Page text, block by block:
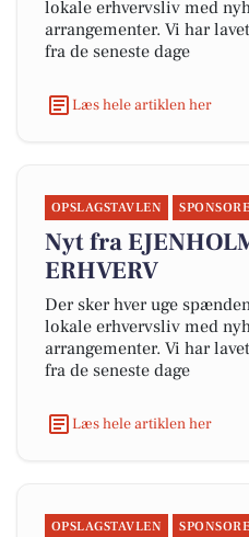
lokale erhvervsliv med
arrangementer. Vi har
fra de seneste dage
Læs hele artiklen her
OPSLAGSTAVLEN
Nyt fra
ERHVERV
Der sker hver uge
lokale erhvervsliv med
arrangementer. Vi har
fra de seneste dage
Læs hele artiklen her
OPSLAGSTAVLEN